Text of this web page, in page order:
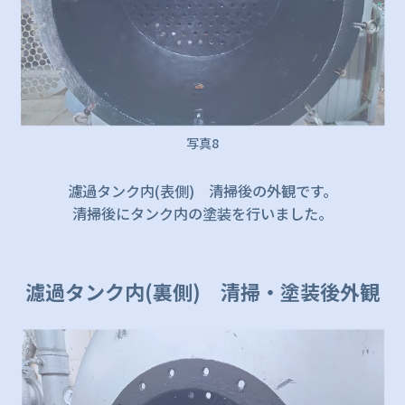
写真8
濾過タンク内(表側) 清掃後の外観です。
清掃後にタンク内の塗装を行いました。
濾過タンク内(裏側) 清掃・塗装後外観